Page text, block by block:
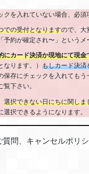
クを入れていない場合、必
での受付となりますので、大
予約が確定され〜」という
にカード決済か現地にて現金
ります。） もしカード決済
保存にチェックを入れても
覧下さい。
選択できない日にちに関し
選択できるようになります。
質問、キャンセルポリ